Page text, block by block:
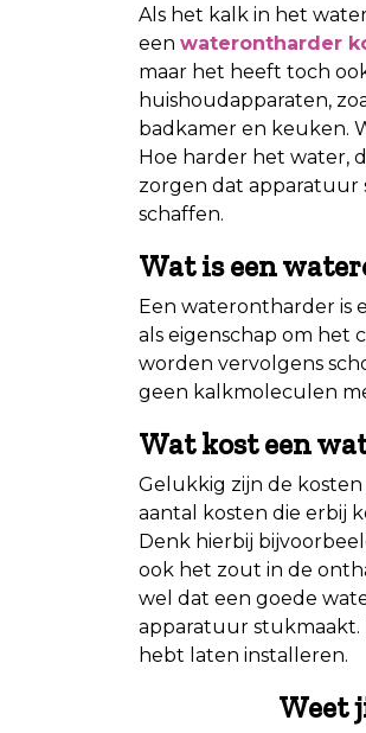
Als het kalk in het
een waterontharder
maar het heeft toch
huishoudapparaten,
badkamer en keuken.
Hoe harder het water,
zorgen dat apparatuur
schaffen.
Wat is een
Een waterontharder is
als eigenschap om het
worden vervolgens
geen kalkmoleculen
Wat kost een
Gelukkig zijn de
aantal kosten die erbij
Denk hierbij
ook het zout in de
wel dat een goede
apparatuur stukmaakt.
hebt laten installeren.
Weet